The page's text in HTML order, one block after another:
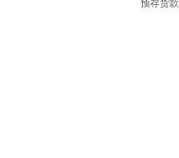
预存货款